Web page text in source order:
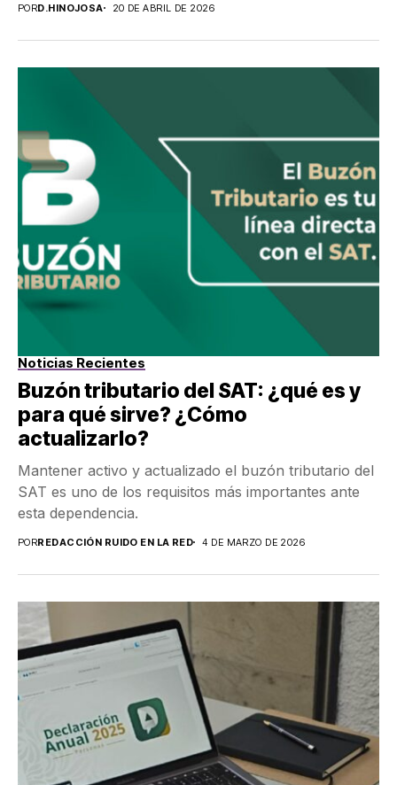
PORD.HINOJOSA 20 DE ABRIL DE 2026
Noticias Recientes
Buzón tributario del SAT: ¿qué es y
para qué sirve? ¿Cómo
actualizarlo?
Mantener activo y actualizado el buzón tributario del
SAT es uno de los requisitos más importantes ante
esta dependencia.
PORREDACCIÓN RUIDO EN LA RED 4 DE MARZO DE 2026